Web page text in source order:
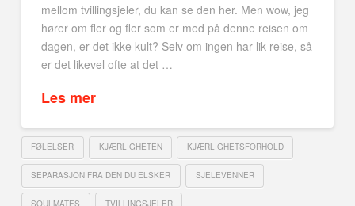
mellom tvillingsjeler, du kan se den her. Men wow, jeg
hører om fler og fler som er med på denne reisen om
dagen, er det ikke kult? Selv om ingen har lik reise, så
er det likevel ofte at det …
Les mer
FØLELSER KJÆRLIGHETEN KJÆRLIGHETSFORHOLD
SEPARASJON FRA DEN DU ELSKER SJELEVENNER
SOULMATES TVILLINGSJELER